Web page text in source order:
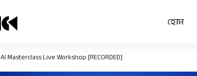
হোম
AI Masterclass Live Workshop [RECORDED]